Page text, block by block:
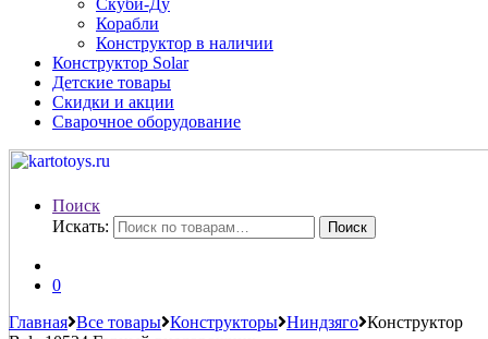
Скуби-Ду
Корабли
Конструктор в наличии
Конструктор Solar
Детские товары
Скидки и акции
Сварочное оборудование
Поиск
Искать:
Поиск
0
Главная Все товары Конструкторы Ниндзяго Конструктор